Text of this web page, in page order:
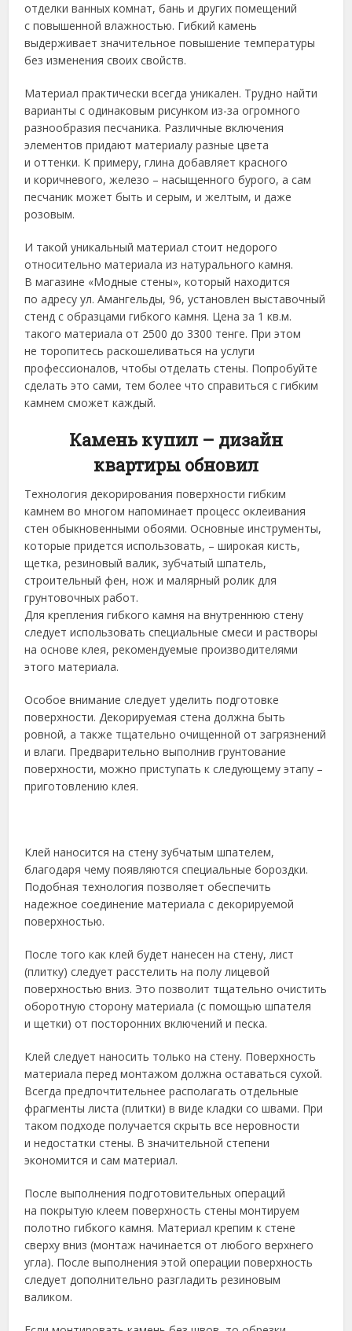
отделки ванных комнат, бань и других помещений
с повышенной влажностью. Гибкий камень
выдерживает значительное повышение температуры
без изменения своих свойств.
Материал практически всегда уникален. Трудно найти
варианты с одинаковым рисунком из-за огромного
разнообразия песчаника. Различные включения
элементов придают материалу разные цвета
и оттенки. К примеру, глина добавляет красного
и коричневого, железо – насыщенного бурого, а сам
песчаник может быть и серым, и желтым, и даже
розовым.
И такой уникальный материал стоит недорого
относительно материала из натурального камня.
В магазине «Модные стены», который находится
по адресу ул. Амангельды, 96, установлен выставочный
стенд с образцами гибкого камня. Цена за 1 кв.м.
такого материала от 2500 до 3300 тенге. При этом
не торопитесь раскошеливаться на услуги
профессионалов, чтобы отделать стены. Попробуйте
сделать это сами, тем более что справиться с гибким
камнем сможет каждый.
Камень купил – дизайн
квартиры обновил
Технология декорирования поверхности гибким
камнем во многом напоминает процесс оклеивания
стен обыкновенными обоями. Основные инструменты,
которые придется использовать, – широкая кисть,
щетка, резиновый валик, зубчатый шпатель,
строительный фен, нож и малярный ролик для
грунтовочных работ.
Для крепления гибкого камня на внутреннюю стену
следует использовать специальные смеси и растворы
на основе клея, рекомендуемые производителями
этого материала.
Особое внимание следует уделить подготовке
поверхности. Декорируемая стена должна быть
ровной, а также тщательно очищенной от загрязнений
и влаги. Предварительно выполнив грунтование
поверхности, можно приступать к следующему этапу –
приготовлению клея.
Клей наносится на стену зубчатым шпателем,
благодаря чему появляются специальные бороздки.
Подобная технология позволяет обеспечить
надежное соединение материала с декорируемой
поверхностью.
После того как клей будет нанесен на стену, лист
(плитку) следует расстелить на полу лицевой
поверхностью вниз. Это позволит тщательно очистить
оборотную сторону материала (с помощью шпателя
и щетки) от посторонних включений и песка.
Клей следует наносить только на стену. Поверхность
материала перед монтажом должна оставаться сухой.
Всегда предпочтительнее располагать отдельные
фрагменты листа (плитки) в виде кладки со швами. При
таком подходе получается скрыть все неровности
и недостатки стены. В значительной степени
экономится и сам материал.
После выполнения подготовительных операций
на покрытую клеем поверхность стены монтируем
полотно гибкого камня. Материал крепим к стене
сверху вниз (монтаж начинается от любого верхнего
угла). После выполнения этой операции поверхность
следует дополнительно разгладить резиновым
валиком.